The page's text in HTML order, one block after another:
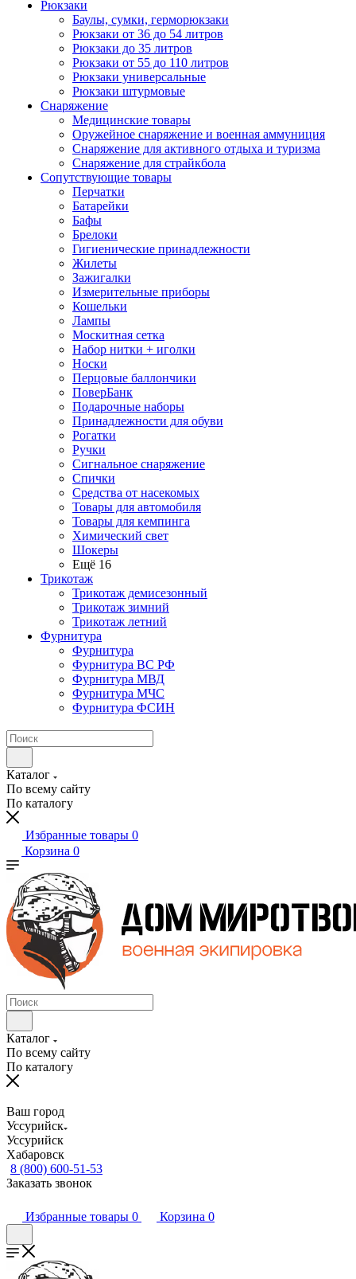
Рюкзаки
Баулы, сумки, герморюкзаки
Рюкзаки от 36 до 54 литров
Рюкзаки до 35 литров
Рюкзаки от 55 до 110 литров
Рюкзаки универсальные
Рюкзаки штурмовые
Снаряжение
Медицинские товары
Оружейное снаряжение и военная аммуниция
Снаряжение для активного отдыха и туризма
Снаряжение для страйкбола
Сопутствующие товары
Перчатки
Батарейки
Бафы
Брелоки
Гигиенические принадлежности
Жилеты
Зажигалки
Измерительные приборы
Кошельки
Лампы
Москитная сетка
Набор нитки + иголки
Носки
Перцовые баллончики
ПоверБанк
Подарочные наборы
Принадлежности для обуви
Рогатки
Ручки
Сигнальное снаряжение
Спички
Средства от насекомых
Товары для автомобиля
Товары для кемпинга
Химический свет
Шокеры
Ещё 16
Трикотаж
Трикотаж демисезонный
Трикотаж зимний
Трикотаж летний
Фурнитура
Фурнитура
Фурнитура ВС РФ
Фурнитура МВД
Фурнитура МЧС
Фурнитура ФСИН
Каталог
По всему сайту
По каталогу
Избранные товары 0
Корзина 0
Каталог
По всему сайту
По каталогу
Ваш город
Уссурийск
Уссурийск
Хабаровск
8 (800) 600-51-53
Заказать звонок
Избранные товары 0 Корзина 0